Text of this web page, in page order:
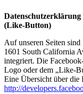
(Like-Button)
Auf unseren Seiten
1601 South California
integriert. Die
Logo oder dem „Like-
Eine Übersicht über die
http://